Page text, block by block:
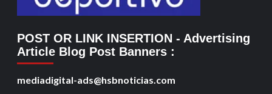
POST OR LINK INSERTION - Advertising
Article Blog Post Banners :
mediadigital-ads@hsbnoticias.com